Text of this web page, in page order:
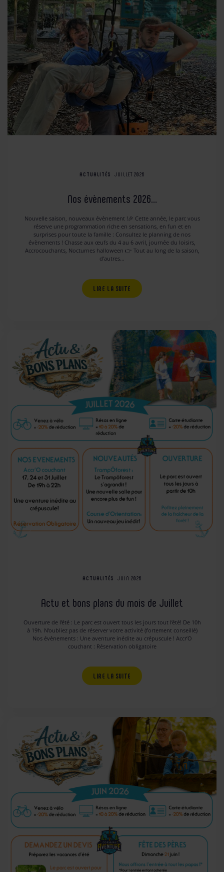
ACTUALITÉS JUILLET 2026
Nos évènements 2026…
Nouvelle saison, nouveaux évènement !🎉 Cette année, le parc vous
réserve une programmation riche en sensations, en fun et en
surprises pour toute la famille : Consultez le planning de nos
évènements ! Chasse aux œufs du 4 au 6 avril, journée du loisirs,
Accrocouchants, Nocturnes halloween 👉 Tout au long de la saison,
d’autres…
LIRE LA SUITE
ACTUALITÉS JUIN 2026
Actu et bons plans du mois de Juillet
Ouverture de l’été : Le parc est ouvert tous les jours tout l’été! De 10h
à 19h. N’oubliez pas de réserver votre activité (fortement conseillé)
Nos évènements : Une aventure inédite au crépuscule ! Accr’O
couchant : Réservation obligatoire
LIRE LA SUITE